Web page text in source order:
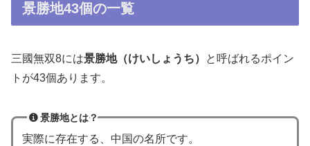
景勝地43個の一覧
三國無双8には景勝地（けいしょうち）
と呼ばれるポイン
トが43個あります。
景勝地とは？
実際に存在する、中国の名所です。